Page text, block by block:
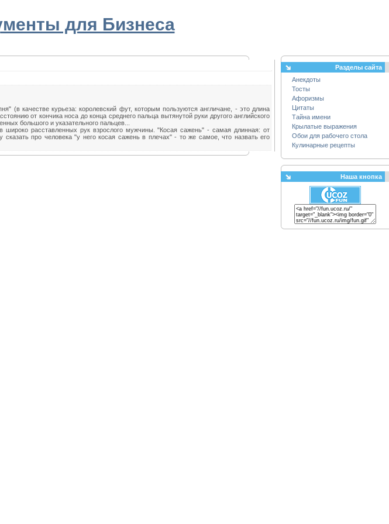
для Бизнеса
(в качестве курьеза: королевский фут, которым пользуются англичане, - это длина
от кончика носа до конца среднего пальца вытянутой руки другого английского
большого и указательного пальцев...
расставленных рук взрослого мужчины. "Косая сажень" - самая длинная: от
про человека "у него косая сажень в плечах" - то же самое, что назвать его
Разделы сайта
Анекдоты
Тосты
Афоризмы
Цитаты
Тайна имени
Крылатые выражения
Обои для рабочего стола
Кулинарные рецепты
Наша кнопка